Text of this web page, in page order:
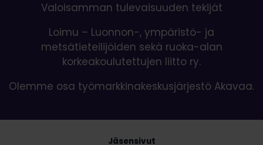
Valoisamman tulevaisuuden tekijät
Loimu – Luonnon-, ympäristö- ja
metsätieteilijöiden sekä ruoka-alan
korkeakoulutettujen liitto ry.
Olemme osa työmarkkinakeskusjärjestö Akavaa.
Jäsensivut